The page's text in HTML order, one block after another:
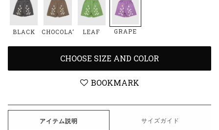
BLACK CHOCOLATE LEAF GRAPE
CHOOSE SIZE AND COLOR
BOOKMARK
アイテム説明 サイズガイド